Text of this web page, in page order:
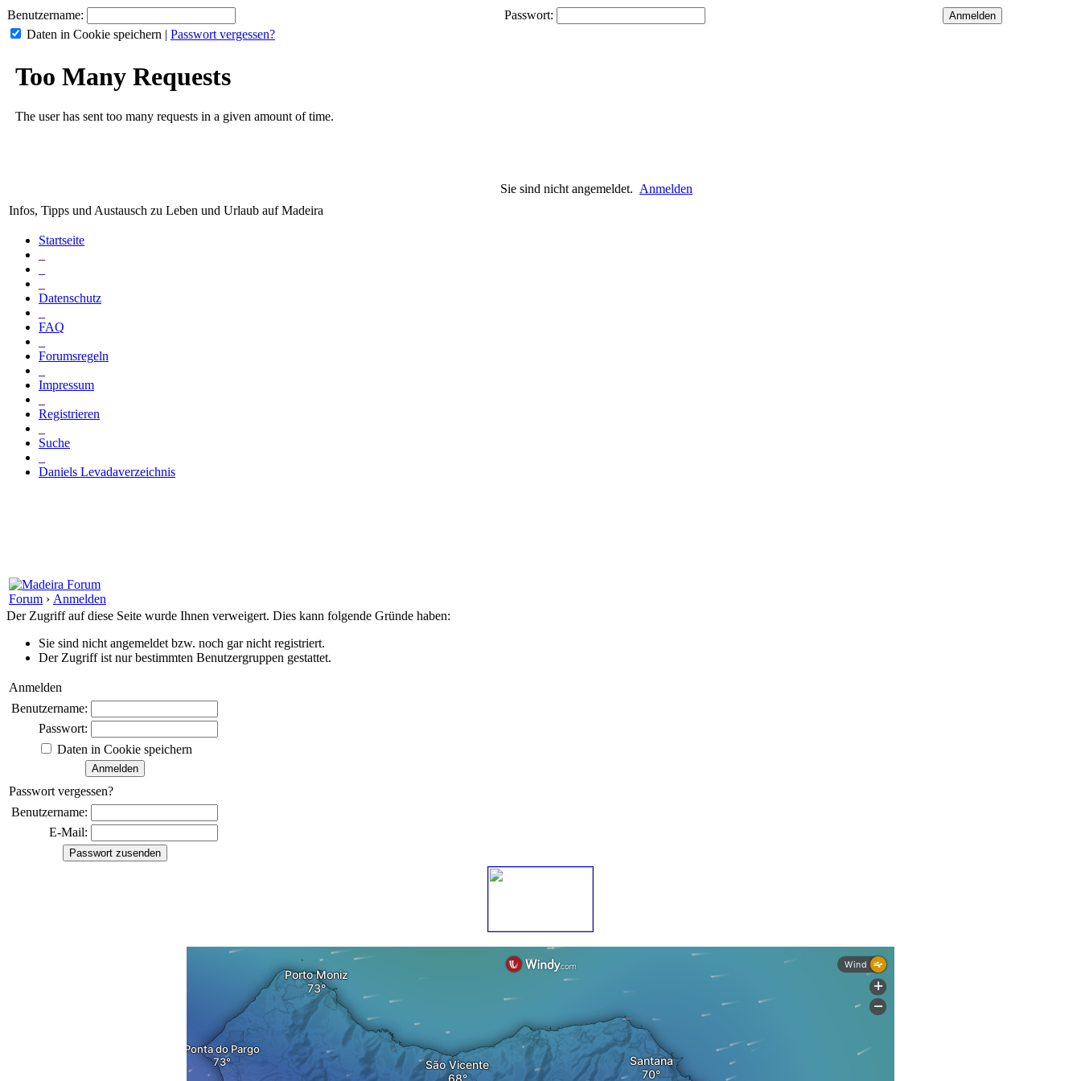
Benutzername:
Passwort:
Daten in Cookie speichern | Passwort vergessen?
Sie sind nicht angemeldet. Anmelden
Infos, Tipps und Austausch zu Leben und Urlaub auf Madeira
Startseite
Datenschutz
FAQ
Forumsregeln
Impressum
Registrieren
Suche
Daniels Levadaverzeichnis
Forum › Anmelden
Der Zugriff auf diese Seite wurde Ihnen verweigert. Dies kann folgende Gründe haben:
Sie sind nicht angemeldet bzw. noch gar nicht registriert.
Der Zugriff ist nur bestimmten Benutzergruppen gestattet.
Anmelden
Benutzername:
Passwort:
Daten in Cookie speichern
Passwort vergessen?
Benutzername:
E-Mail: